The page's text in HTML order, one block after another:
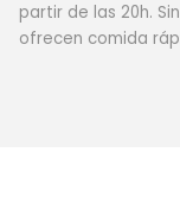
partir de las 20h.
ofrecen comida